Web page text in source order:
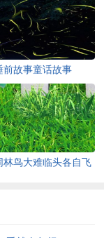
前故事童话故事
林鸟大难临头各自飞